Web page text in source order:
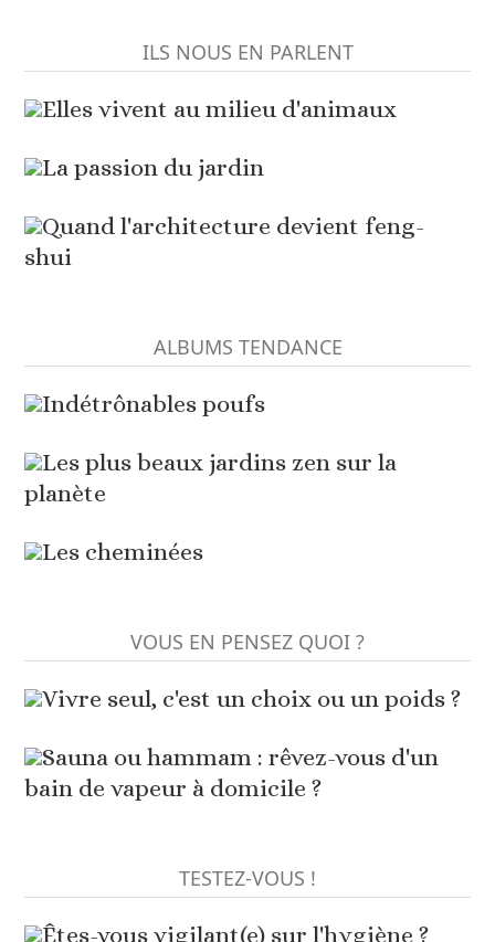
ILS NOUS EN PARLENT
Elles vivent au milieu d'animaux
La passion du jardin
Quand l'architecture devient feng-
shui
ALBUMS TENDANCE
Indétrônables poufs
Les plus beaux jardins zen sur la
planète
Les cheminées
VOUS EN PENSEZ QUOI ?
Vivre seul, c'est un choix ou un poids ?
Sauna ou hammam : rêvez-vous d'un
bain de vapeur à domicile ?
TESTEZ-VOUS !
Êtes-vous vigilant(e) sur l'hygiène ?